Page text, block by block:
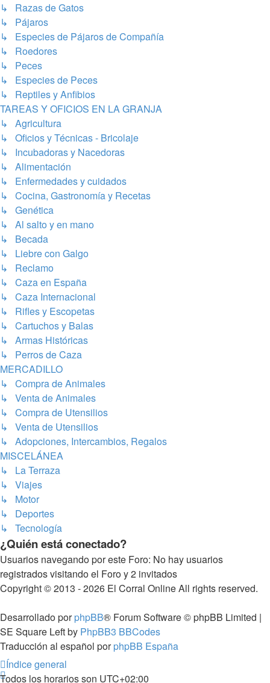
↳ Razas de Gatos
↳ Pájaros
↳ Especies de Pájaros de Compañía
↳ Roedores
↳ Peces
↳ Especies de Peces
↳ Reptiles y Anfibios
TAREAS Y OFICIOS EN LA GRANJA
↳ Agricultura
↳ Oficios y Técnicas - Bricolaje
↳ Incubadoras y Nacedoras
↳ Alimentación
↳ Enfermedades y cuidados
↳ Cocina, Gastronomía y Recetas
↳ Genética
↳ Al salto y en mano
↳ Becada
↳ Liebre con Galgo
↳ Reclamo
↳ Caza en España
↳ Caza Internacional
↳ Rifles y Escopetas
↳ Cartuchos y Balas
↳ Armas Históricas
↳ Perros de Caza
MERCADILLO
↳ Compra de Animales
↳ Venta de Animales
↳ Compra de Utensilios
↳ Venta de Utensilios
↳ Adopciones, Intercambios, Regalos
MISCELÁNEA
↳ La Terraza
↳ Viajes
↳ Motor
↳ Deportes
↳ Tecnología
¿Quién está conectado?
Usuarios navegando por este Foro: No hay usuarios
registrados visitando el Foro y 2 invitados
Índice general
Todos los horarios son UTC+02:00
Copyright © 2013 - 2026 El Corral Online All rights reserved.
Desarrollado porphpBB® Forum Software © phpBB Limited |
SE Square Left by PhpBB3 BBCodes
Traducción al español porphpBB España